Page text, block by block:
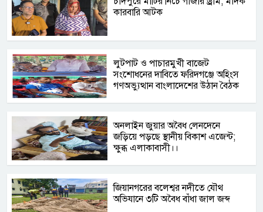
কারবারি আটক
লুটপাট ও পাচারমুখী বাজেট
সংশোধনের দাবিতে ফরিদগঞ্জে অহিংস
গণঅভ্যুত্থান বাংলাদেশের উঠান বৈঠক
অনলাইন জুয়ার অবৈধ লেনদেনে
জড়িয়ে পড়ছে স্থানীয় বিকাশ এজেন্ট;
ক্ষুব্ধ এলাকাবাসী।।
জিয়ানগরের বলেশ্বর নদীতে যৌথ
অভিযানে ৩টি অবৈধ বাঁধা জাল জব্দ